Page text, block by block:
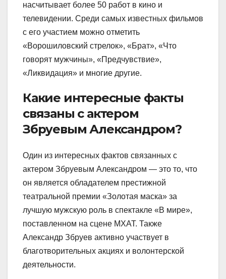
насчитывает более 50 работ в кино и
телевидении. Среди самых известных фильмов
с его участием можно отметить
«Ворошиловский стрелок», «Брат», «Что
говорят мужчины», «Предчувствие»,
«Ликвидация» и многие другие.
Какие интересные факты
связаны с актером
Збруевым Александром?
Один из интересных фактов связанных с
актером Збруевым Александром — это то, что
он является обладателем престижной
театральной премии «Золотая маска» за
лучшую мужскую роль в спектакле «В мире»,
поставленном на сцене МХАТ. Также
Александр Збруев активно участвует в
благотворительных акциях и волонтерской
деятельности.